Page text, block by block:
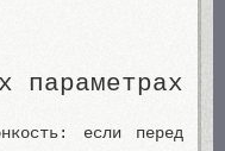
параметрах
если перед